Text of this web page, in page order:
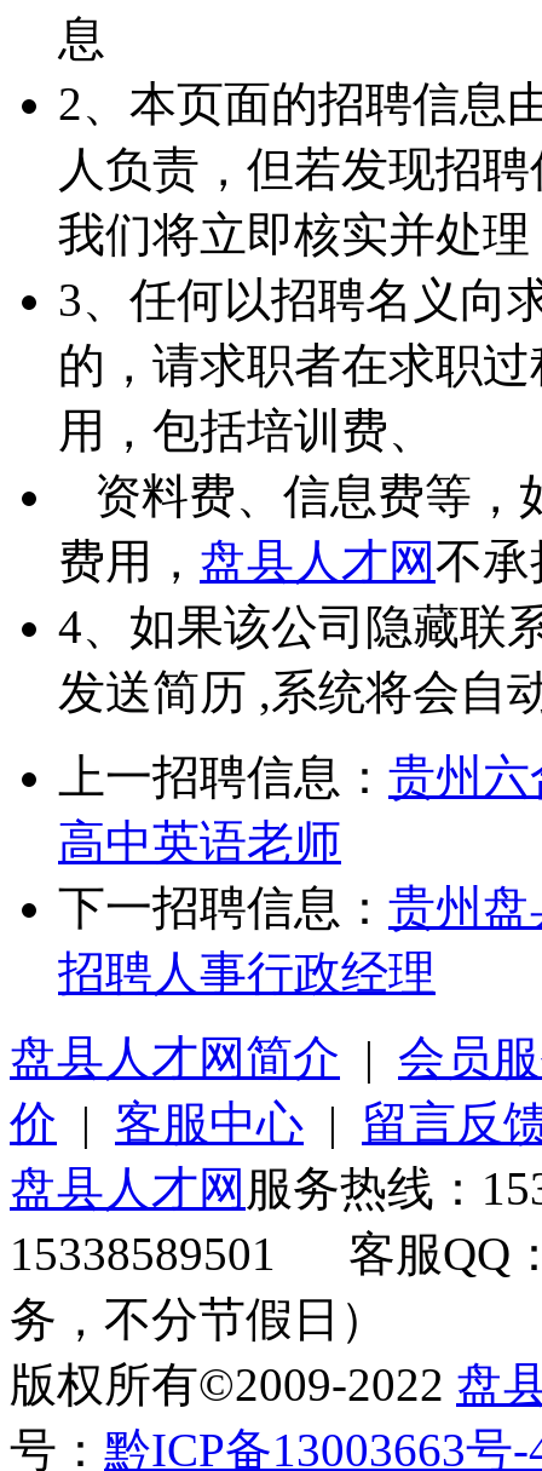
息
2、本页面的招聘信息
人负责，但若发现招
我们将立即核实并处理
3、任何以招聘名义向
的，请求职者在求职
用，包括培训费、
资料费、信息费等，
费用， 盘县人才网不承
4、如果该公司隐藏联
发送简历 ,系统将会自
上一招聘信息： 贵州
高中英语老师
下一招聘信息： 贵州
招聘人事行政经理
盘县人才网简介 | 会员
价 | 客服中心 | 留言反
盘县人才网 服务热线：
15338589501 客服QQ
务，不分节假日）
版权所有©2009-2022 盘
号： 黔ICP备13003663号-